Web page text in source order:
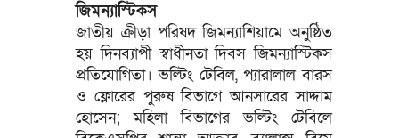
জিমন্যাস্টিকস
জাতীয় ক্রীড়া পরিষদ জিমন্যাশিয়ামে অনুষ্ঠিত
হয় দিনব্যাপী স্বাধীনতা দিবস জিমন্যাস্টিকস
প্রতিযোগিতা। ভল্টিং টেবিল, প্যারালাল বারস
ও ফ্লোরের পুরুষ বিভাগে আনসারের সাদ্দাম
হোসেন; মহিলা বিভাগের ভল্টিং টেবিলে